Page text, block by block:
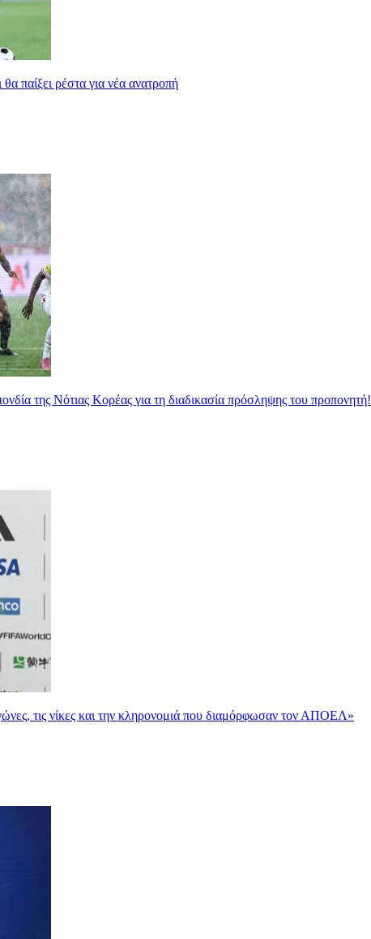
παίξει ρέστα για νέα ανατροπή
της Νότιας Κορέας για τη διαδικασία πρόσληψης του προπονητή!
τις νίκες και την κληρονομιά που διαμόρφωσαν τον ΑΠΟΕΛ»